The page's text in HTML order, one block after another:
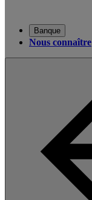
Banque
Nous connaître